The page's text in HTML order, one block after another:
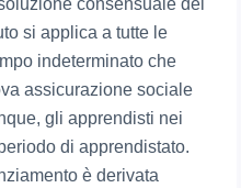
si applica a tutte le
indeterminato che
assicurazione sociale
gli apprendisti nei
di apprendistato.
è derivata